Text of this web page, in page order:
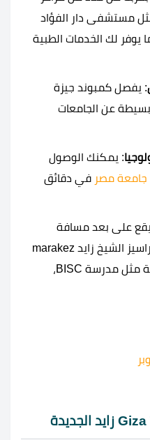
مستشفى دار الفؤاد
يوفر لك الخدمات الطبية
: يفصل كمبوند جيزة
بسيطة عن الجامعات
: يمكنك الوصول
جامعة مصر في دقائق
على بعد مسافة
بسيطة من مشروع جيزة تيراسيز الشيخ زايد marakez
giza terraces مدارس دولية مثل مدرسة BISC،